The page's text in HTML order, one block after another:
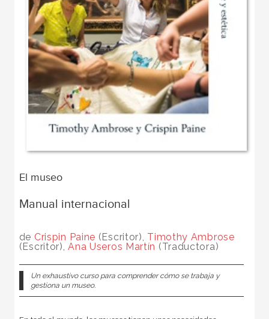
El museo
Manual internacional
de Crispin Paine (Escritor), Timothy Ambrose
(Escritor),Ana Useros Martín (Traductora)
Un exhaustivo curso para comprender cómo se trabaja y
gestiona un museo.